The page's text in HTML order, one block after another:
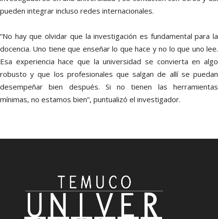
pueden integrar incluso redes internacionales.
“No hay que olvidar que la investigación es fundamental para la
docencia. Uno tiene que enseñar lo que hace y no lo que uno lee.
Esa experiencia hace que la universidad se convierta en algo
robusto y que los profesionales que salgan de allí se puedan
desempeñar bien después. Si no tienen las herramientas
mínimas, no estamos bien”, puntualizó el investigador.